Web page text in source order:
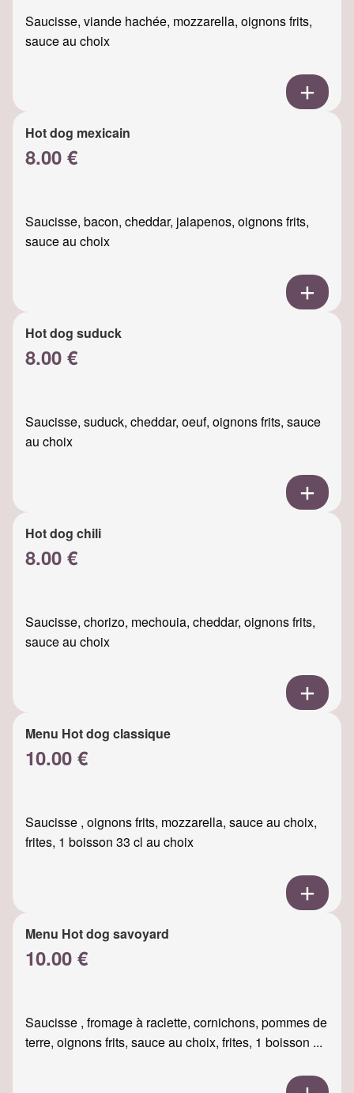
Saucisse, viande hachée, mozzarella, oignons frits,
sauce au choix
Hot dog mexicain
8.00 €
Saucisse, bacon, cheddar, jalapenos, oignons frits,
sauce au choix
Hot dog suduck
8.00 €
Saucisse, suduck, cheddar, oeuf, oignons frits, sauce
au choix
Hot dog chili
8.00 €
Saucisse, chorizo, mechouia, cheddar, oignons frits,
sauce au choix
Menu Hot dog classique
10.00 €
Saucisse , oignons frits, mozzarella, sauce au choix,
frites, 1 boisson 33 cl au choix
Menu Hot dog savoyard
10.00 €
Saucisse , fromage à raclette, cornichons, pommes de
terre, oignons frits, sauce au choix, frites, 1 boisson ...